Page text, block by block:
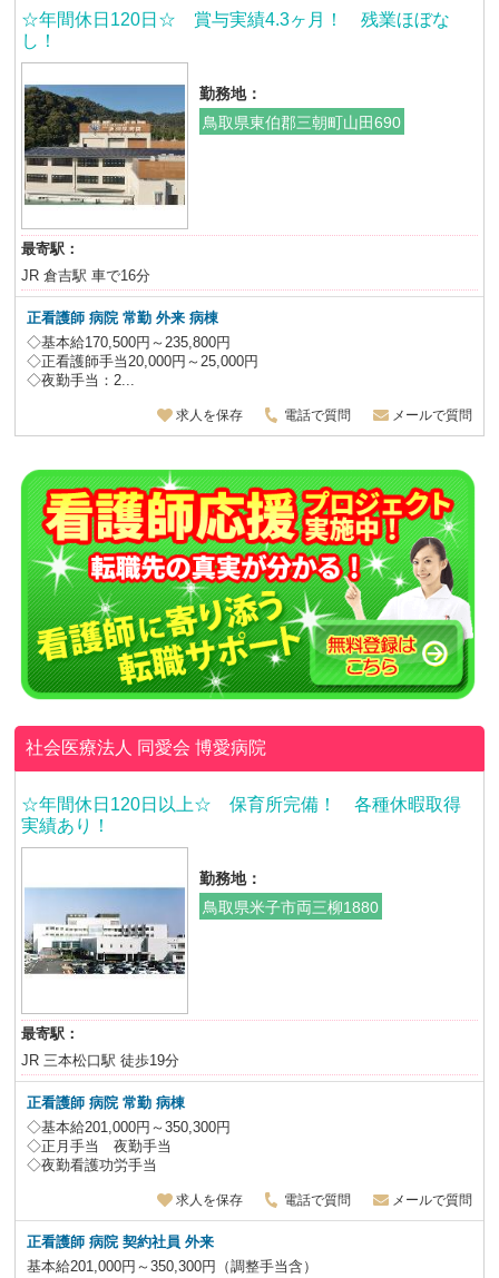
☆年間休日120日☆ 賞与実績4.3ヶ月！ 残業ほぼな
し！
勤務地：
鳥取県東伯郡三朝町山田690
最寄駅：
JR 倉吉駅 車で16分
正看護師 病院 常勤 外来 病棟
◇基本給170,500円～235,800円
◇正看護師手当20,000円～25,000円
◇夜勤手当：2...
求人を保存 電話で質問 メールで質問
社会医療法人 同愛会博愛病院
☆年間休日120日以上☆ 保育所完備！ 各種休暇取得
実績あり！
勤務地：
鳥取県米子市両三柳1880
最寄駅：
JR 三本松口駅 徒歩19分
正看護師 病院 常勤 病棟
◇基本給201,000円～350,300円
◇正月手当 夜勤手当
◇夜勤看護功労手当
求人を保存 電話で質問 メールで質問
正看護師病院契約社員 外来
基本給201,000円～350,300円（調整手当含）